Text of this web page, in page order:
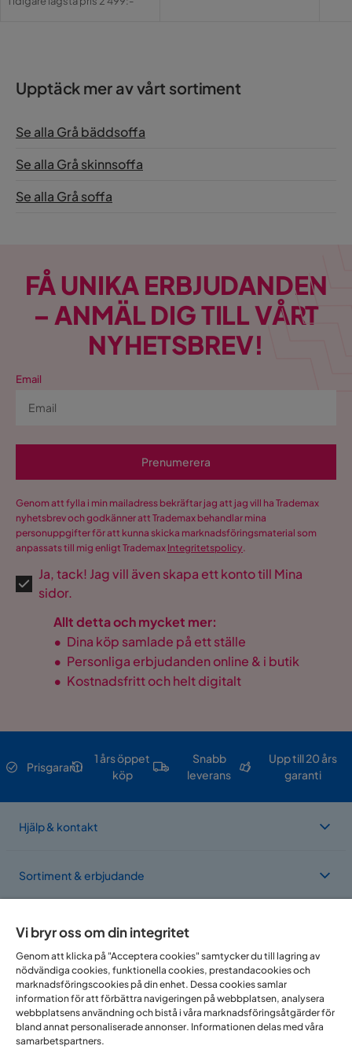
Färg
Fotpall ingår
Bäddriktning
Orientering/Sida
Namn klädsel Haze 29 + Hope 2
Upptäck mer av vårt sortiment
Se alla Grå bäddsoffa
Se alla Grå skinnsoffa
Se alla Grå soffa
FÅ UNIKA ERBJUDANDEN
– ANMÄL DIG TILL VÅRT
NYHETSBREV!
Email
Prenumerera
Genom att fylla i min mailadress bekräftar jag att jag vill ha Trademax
nyhetsbrev och godkänner att Trademax behandlar mina
personuppgifter för att kunna skicka marknadsföringsmaterial som
anpassats till mig enligt Trademax Integritetspolicy.
Ja, tack! Jag vill även skapa ett konto till Mina
sidor.
Allt detta och mycket mer:
• Dina köp samlade på ett ställe
• Personliga erbjudanden online & i butik
• Kostnadsfritt och helt digitalt
Prisgaranti
1 års öppet
köp
Snabb
leverans
Upp till 20 års
garanti
Hjälp & kontakt
Sortiment & erbjudande
Vi finns i flera länder
Vi bryr oss om din integritet
Genom att klicka på "Acceptera cookies" samtycker du till lagring av
nödvändiga cookies, funktionella cookies, prestandacookies och
marknadsföringscookies på din enhet. Dessa cookies samlar
information för att förbättra navigeringen på webbplatsen, analysera
webbplatsens användning och bistå i våra marknadsföringsåtgärder för
bland annat personaliserade annonser. Informationen delas med våra
samarbetspartners.